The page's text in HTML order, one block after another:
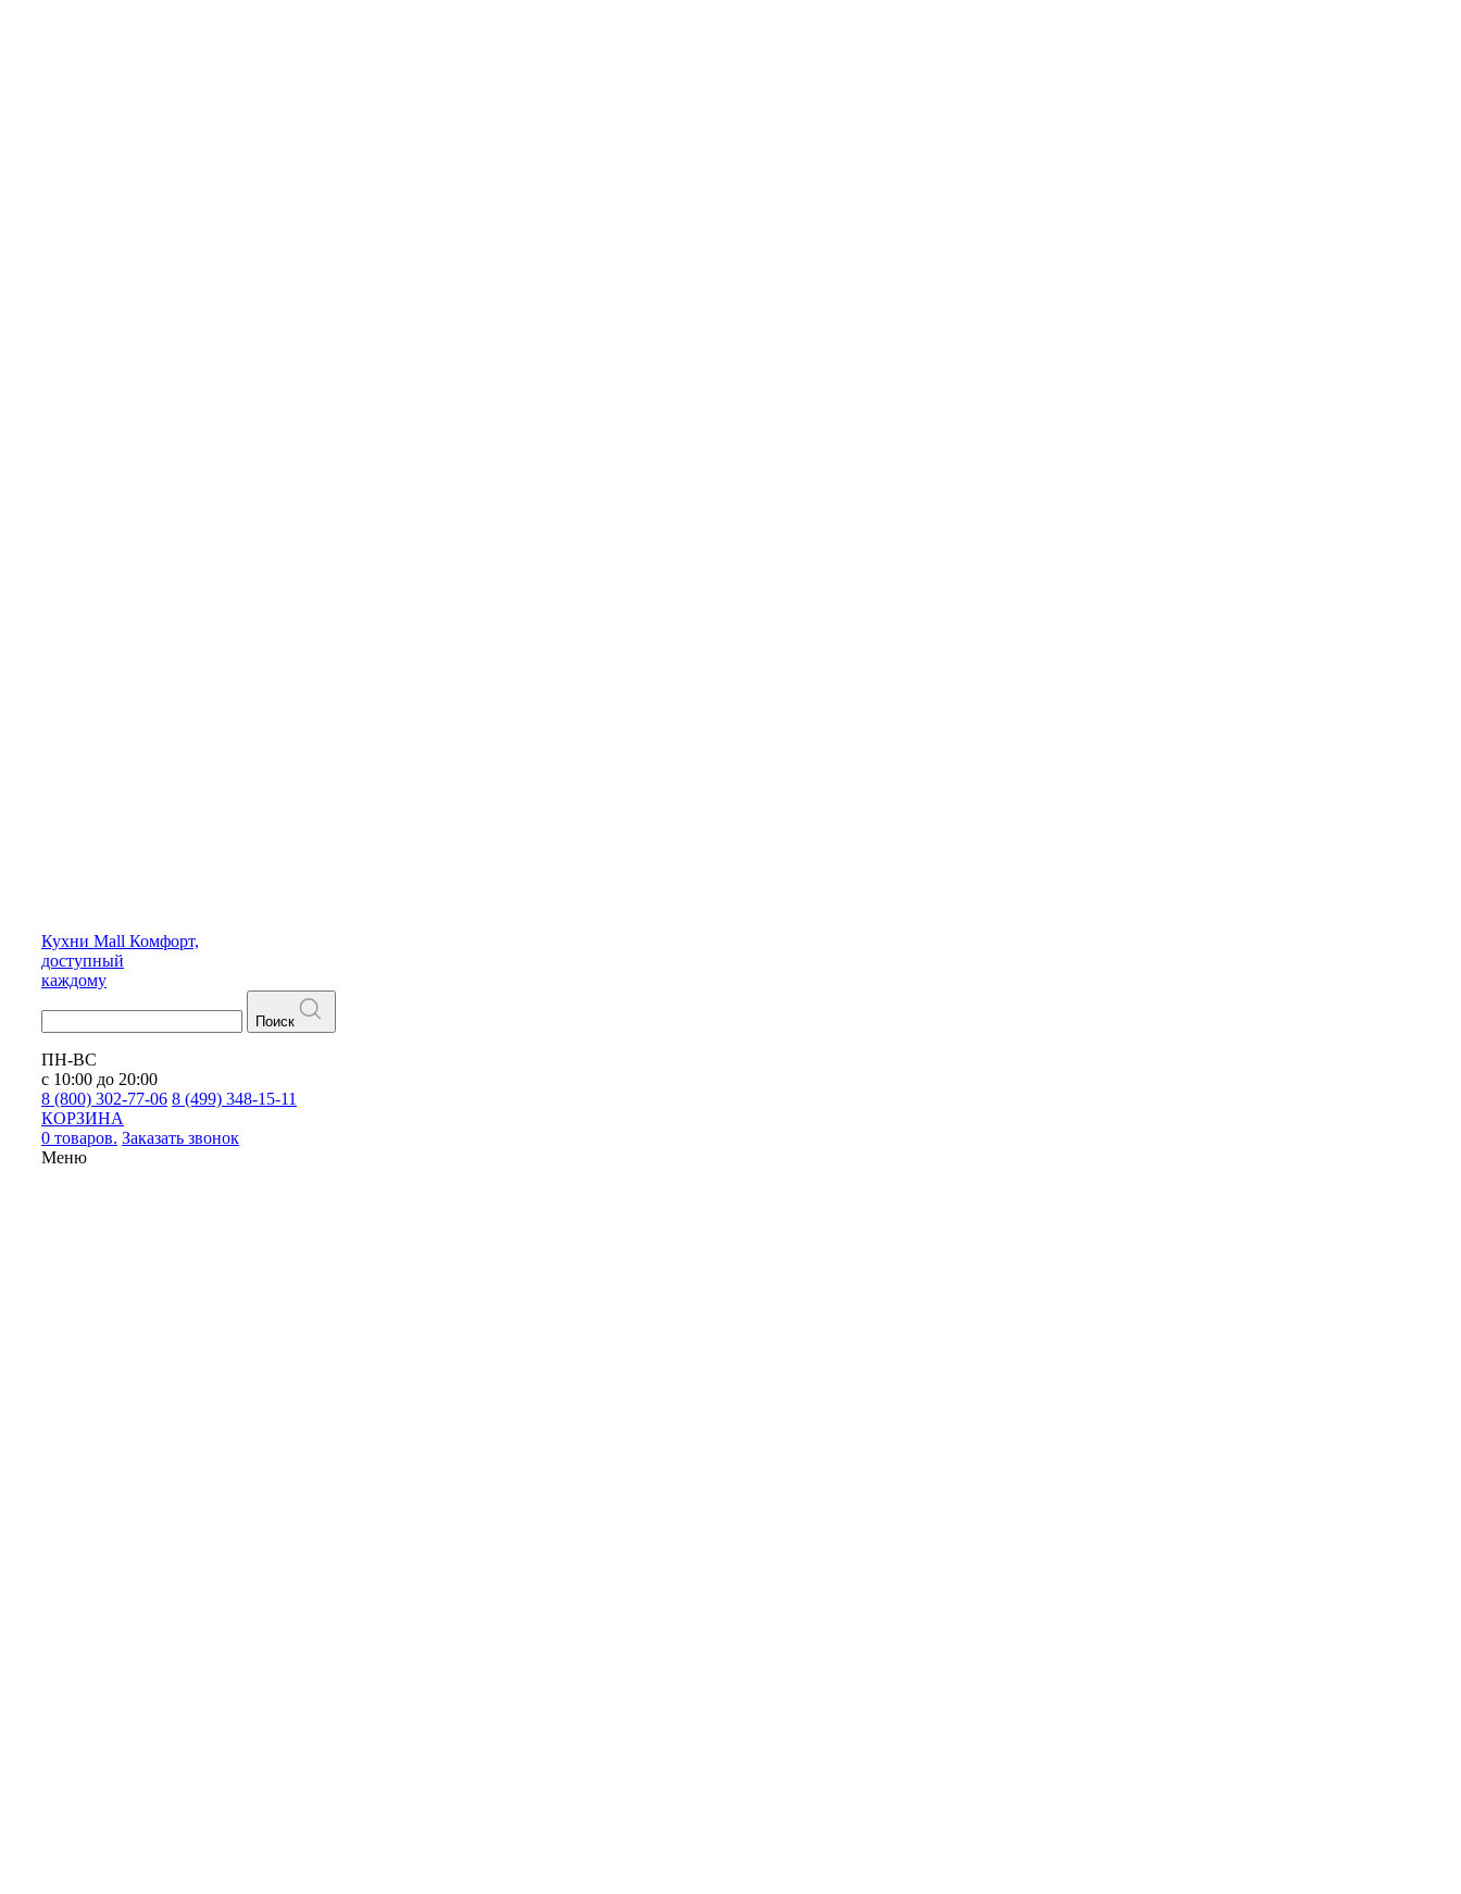
Кухни Mall Комфорт,
доступный
каждому
Поиск
ПН-ВС
с 10:00 до 20:00
8 (800) 302-77-06 8 (499) 348-15-11
КОРЗИНА
0 товаров. Заказать звонок
Меню